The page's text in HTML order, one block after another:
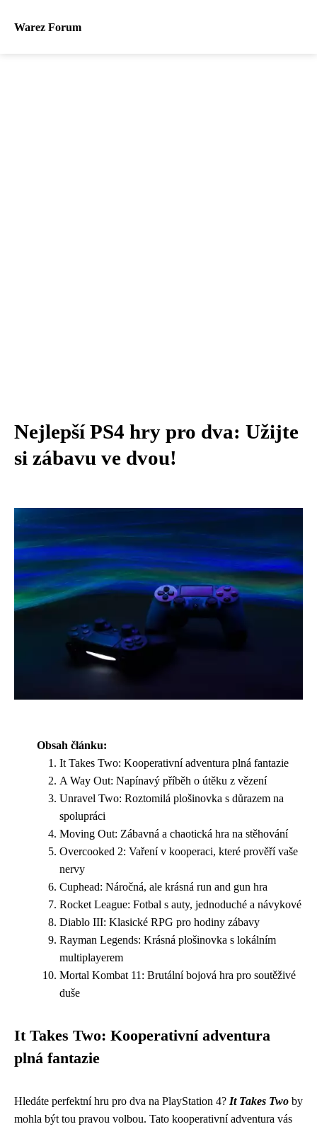
Warez Forum
Nejlepší PS4 hry pro dva: Užijte
si zábavu ve dvou!
Obsah článku:
It Takes Two: Kooperativní adventura plná fantazie
A Way Out: Napínavý příběh o útěku z vězení
Unravel Two: Roztomilá plošinovka s důrazem na
spolupráci
Moving Out: Zábavná a chaotická hra na stěhování
Overcooked 2: Vaření v kooperaci, které prověří vaše
nervy
Cuphead: Náročná, ale krásná run and gun hra
Rocket League: Fotbal s auty, jednoduché a návykové
Diablo III: Klasické RPG pro hodiny zábavy
Rayman Legends: Krásná plošinovka s lokálním
multiplayerem
Mortal Kombat 11: Brutální bojová hra pro soutěživé
duše
It Takes Two: Kooperativní adventura
plná fantazie
Hledáte perfektní hru pro dva na PlayStation 4? It Takes Two by
mohla být tou pravou volbou. Tato kooperativní adventura vás